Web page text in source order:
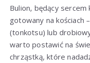
Bulion, będący
gotowany na kościach
(tonkotsu) lub
warto postawić na
chrząstką, które